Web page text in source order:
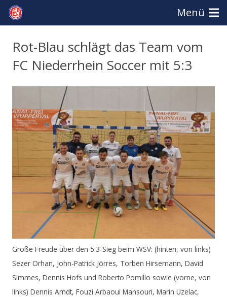
Menü
Rot-Blau schlägt das Team vom
FC Niederrhein Soccer mit 5:3
Große Freude über den 5:3-Sieg beim WSV: (hinten, von links)
Sezer Orhan, John-Patrick Jörres, Torben Hirsemann, David
Simmes, Dennis Hofs und Roberto Pomillo sowie (vorne, von
links) Dennis Arndt, Fouzi Arbaoui Mansouri, Marin Uzelac,